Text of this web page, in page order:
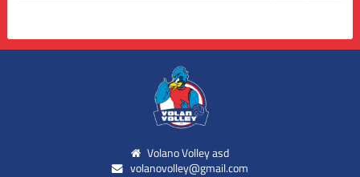
Volano Volley asd
volanovolley@gmail.com